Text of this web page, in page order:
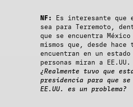
NF:
Es interesante que
sea para Terremoto,
que se encuentra
mismos que, desde hace
encuentran en un
personas miran a
¿Realmente tuvo que
presidencia para que
EE.UU. es un problema?